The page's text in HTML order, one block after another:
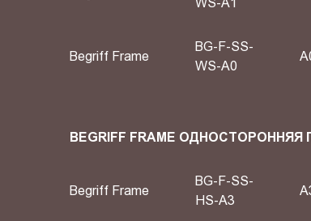
Begriff Frame
BG-F-SS-
WS-A0
BEGRIFF FRAME
Begriff Frame
BG-F-SS-
HS-A3